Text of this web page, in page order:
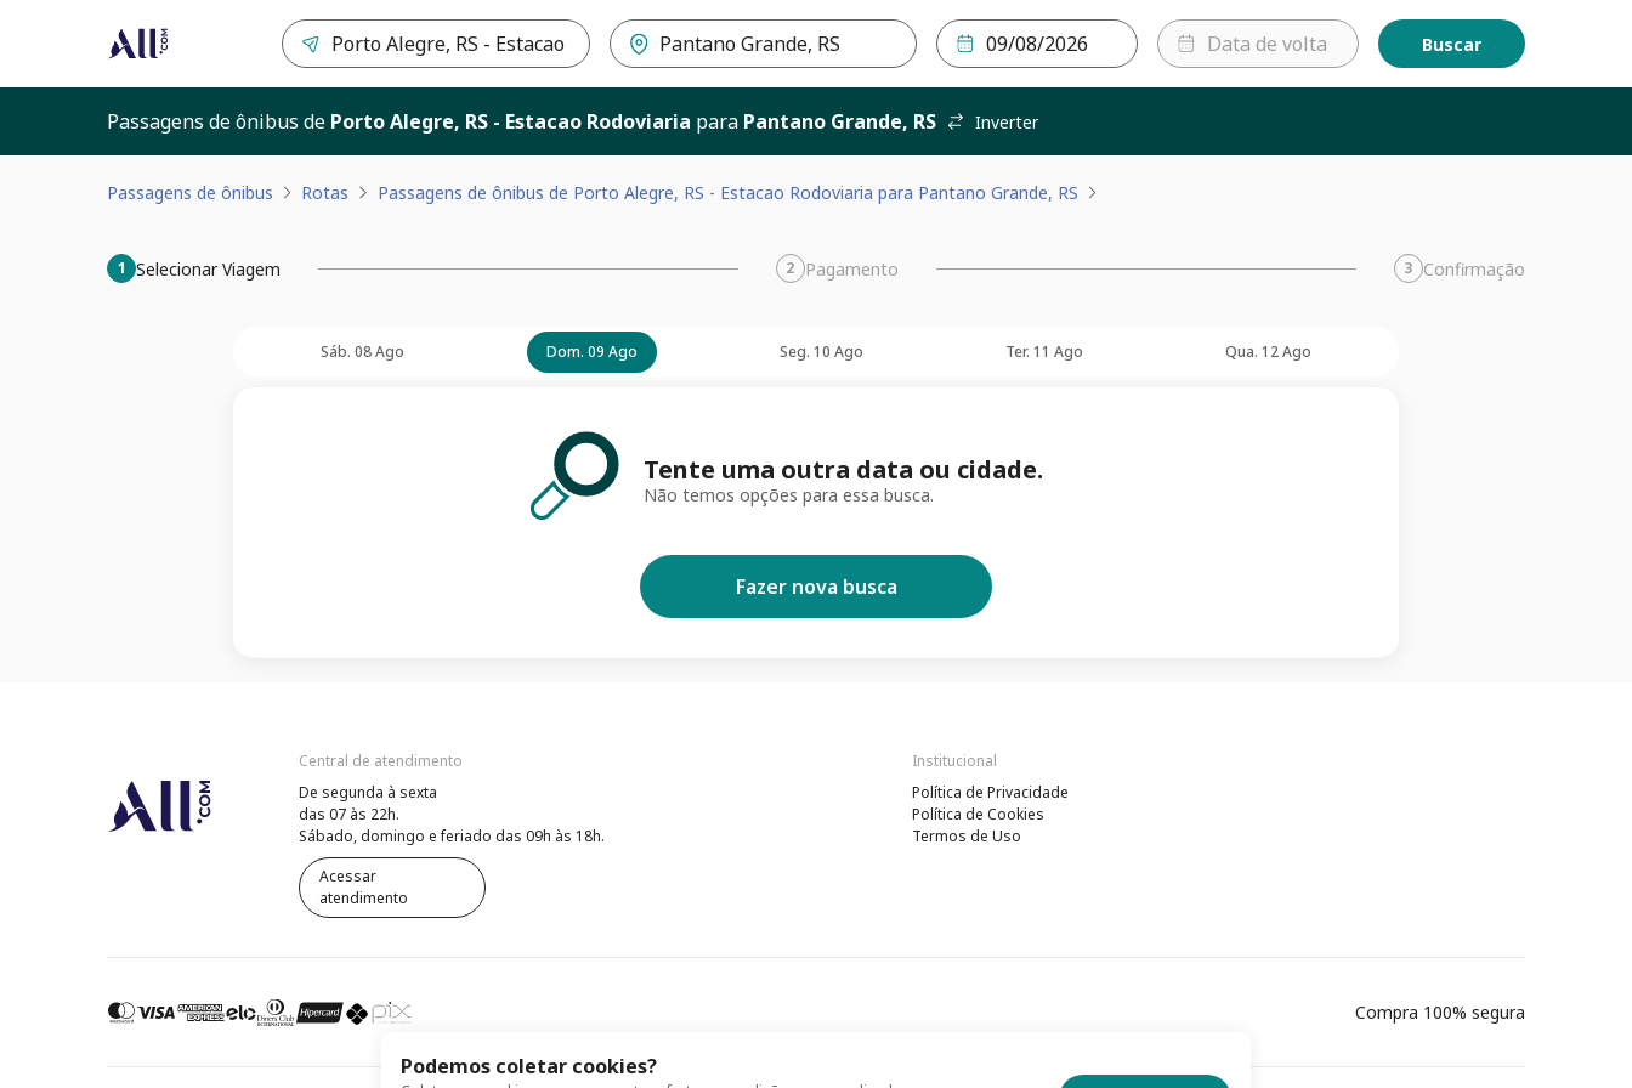
Buscar
Passagens de ônibus de Porto Alegre, RS - Estacao Rodoviaria para Pantano Grande, RS Inverter
Passagens de ônibus Rotas Passagens de ônibus de Porto Alegre, RS - Estacao Rodoviaria para Pantano Grande, RS
1 Selecionar Viagem 2 Pagamento 3 Confirmação
Sáb. 08 Ago Dom. 09 Ago Seg. 10 Ago Ter. 11 Ago Qua. 12 Ago
Tente uma outra data ou cidade.
Não temos opções para essa busca.
Fazer nova busca
Podemos coletar cookies?
Central de atendimento
De segunda à sexta
das 07 às 22h.
Sábado, domingo e feriado das 09h às 18h.
Acessar
atendimento
Institucional
Política de Privacidade
Política de Cookies
Termos de Uso
Compra 100% segura